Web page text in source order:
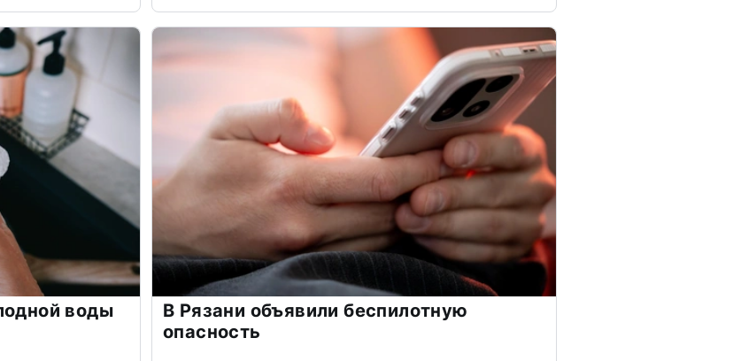
воды
В Рязани объявили беспилотную
опасность